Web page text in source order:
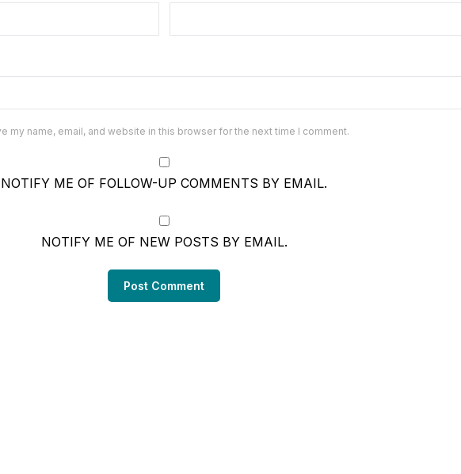
my name, email, and website in this browser for the next time I comment.
NOTIFY ME OF FOLLOW-UP COMMENTS BY EMAIL.
NOTIFY ME OF NEW POSTS BY EMAIL.